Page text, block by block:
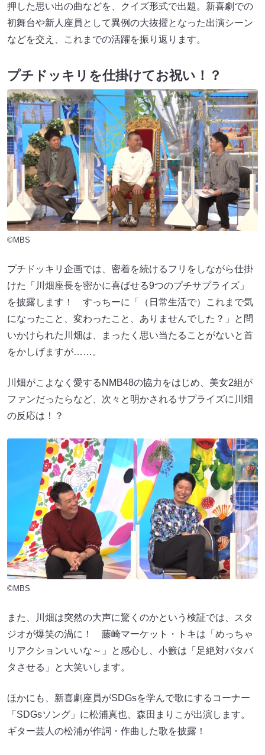
押した思い出の曲などを、クイズ形式で出題。新喜劇での
初舞台や新人座員として異例の大抜擢となった出演シーン
などを交え、これまでの活躍を振り返ります。
プチドッキリを仕掛けてお祝い！？
©MBS
プチドッキリ企画では、密着を続けるフリをしながら仕掛
けた「川畑座長を密かに喜ばせる9つのプチサプライズ」
を披露します！ すっちーに「（日常生活で）これまで気
になったこと、変わったこと、ありませんでした？」と問
いかけられた川畑は、まったく思い当たることがないと首
をかしげますが……。
川畑がこよなく愛するNMB48の協力をはじめ、美女2組が
ファンだったらなど、次々と明かされるサプライズに川畑
の反応は！？
©MBS
また、川畑は突然の大声に驚くのかという検証では、スタ
ジオが爆笑の渦に！ 藤崎マーケット・トキは「めっちゃ
リアクションいいな～」と感心し、小籔は「足絶対バタバ
タさせる」と大笑いします。
ほかにも、新喜劇座員がSDGsを学んで歌にするコーナー
「SDGsソング」に松浦真也、森田まりこが出演します。
ギター芸人の松浦が作詞・作曲した歌を披露！